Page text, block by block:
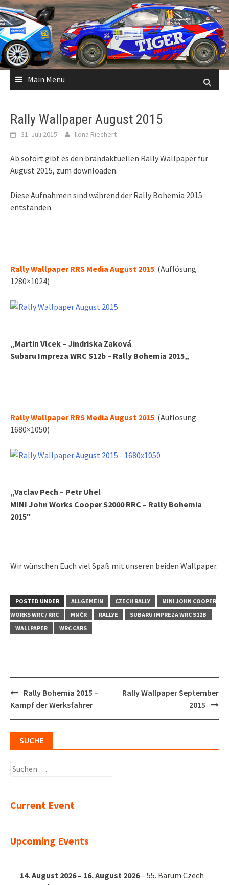
Skip
to
content
Main Menu
Rally Wallpaper August 2015
31. Juli 2015 Ilona Riechert
Ab sofort gibt es den brandaktuellen Rally Wallpaper für
August 2015, zum downloaden.
Diese Aufnahmen sind während der Rally Bohemia 2015
entstanden.
Rally Wallpaper RRS Media August 2015: (Auflösung
1280×1024)
„Martin Vlcek – Jindriska Zaková
Subaru Impreza WRC S12b – Rally Bohemia 2015„
Rally Wallpaper RRS Media August 2015: (Auflösung
1680×1050)
„Vaclav Pech – Petr Uhel
MINI John Works CooperS2000 RRC – Rally Bohemia
2015″
Wir wünschen Euch viel Spaß mit unseren beiden Wallpaper.
POSTED UNDER ALLGEMEIN CZECH RALLY
MINI JOHN COOPER
WORKS WRC / RRC
MMČR RALLYE
SUBARU IMPREZA WRC S12B
WALLPAPER
WRC CARS
Post
navigation
Rally Bohemia 2015 –
Kampf der Werksfahrer
Rally Wallpaper September
2015
SUCHE
Suchen
Current Event
Upcoming Events
14. August 2026– 16. August 2026–55. Barum Czech